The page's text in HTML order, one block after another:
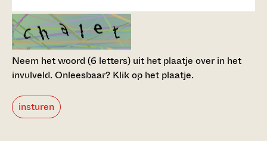
Neem het woord (6 letters) uit het plaatje over in het
invulveld.Onleesbaar? Klik op het plaatje.
insturen